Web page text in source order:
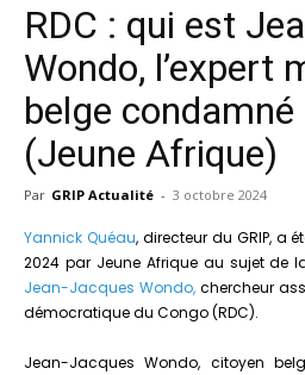
RDC : qui est
Wondo, l’expert
belge
(Jeune Afrique)
Par GRIP Actualité - 3 octobre 2024
Yannick Quéau, directeur du GRIP, a
2024 par Jeune Afrique au sujet
Jean-Jacques Wondo,chercheur
démocratique du Congo (RDC).
Jean-Jacques Wondo, citoyen